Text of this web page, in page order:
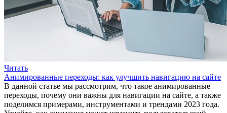
Читать
Анимированные переходы: как улучшить навигацию на сайте
В данной статье мы рассмотрим, что такое анимированные
переходы, почему они важны для навигации на сайте, а также
поделимся примерами, инструментами и трендами 2023 года.